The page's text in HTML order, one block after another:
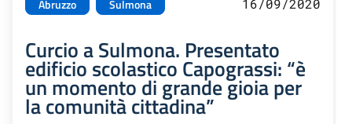
Abruzzo Sulmona 16/09/2020
Curcio a Sulmona. Presentato
edificio scolastico Capograssi: “è
un momento di grande gioia per
la comunità cittadina”